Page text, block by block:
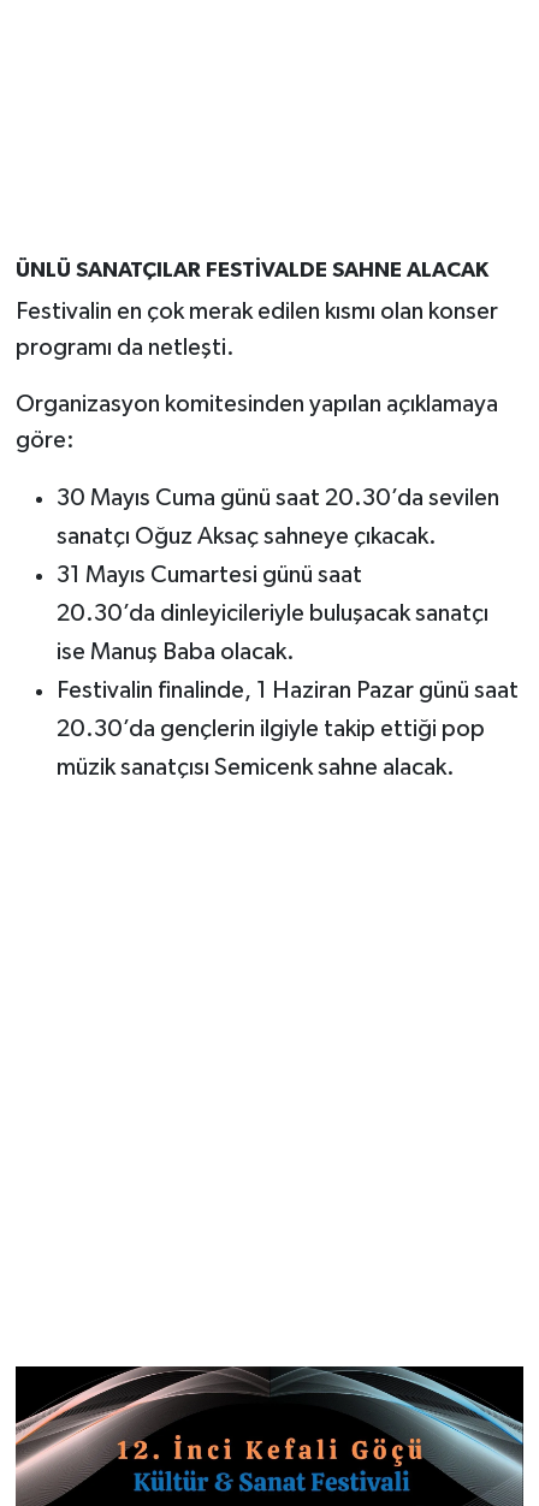
ÜNLÜ SANATÇILAR FESTİVALDE SAHNE ALACAK
Festivalin en çok merak edilen kısmı olan konser
programı da netleşti.
Organizasyon komitesinden yapılan açıklamaya
göre:
30 Mayıs Cuma günü saat 20.30’da sevilen
sanatçı Oğuz Aksaç sahneye çıkacak.
31 Mayıs Cumartesi günü saat
20.30’da dinleyicileriyle buluşacak sanatçı
ise Manuş Baba olacak.
Festivalin finalinde, 1 Haziran Pazar günü saat
20.30’da gençlerin ilgiyle takip ettiği pop
müzik sanatçısı Semicenk sahne alacak.